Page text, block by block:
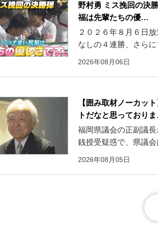
野村勇 ミス挽回の決
福は先輩たちの優…
２０２６年８月６日
なしの４連勝、さら
2026年08月06日
【囲み取材ノーカッ
トだなと思っており
福岡県議会の正副議
銭授受疑惑で、県議
2026年08月05日